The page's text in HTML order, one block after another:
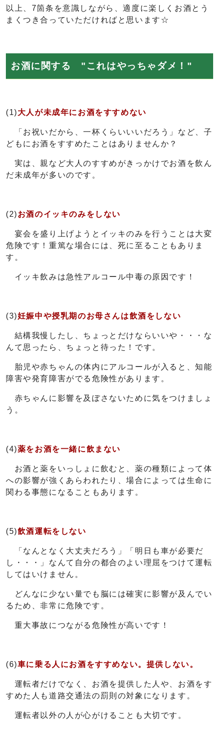
以上、7箇条を意識しながら、適度に楽しくお酒とう
まくつき合っていただければと思います☆
お酒に関する "これはやっちゃダメ！"
(1)大人が未成年にお酒をすすめない
「お祝いだから、一杯くらいいいだろう」など、子
どもにお酒をすすめたことはありませんか？
実は、親など大人のすすめがきっかけでお酒を飲ん
だ未成年が多いのです。
(2)お酒のイッキのみをしない
宴会を盛り上げようとイッキのみを行うことは大変
危険です！重篤な場合には、死に至ることもありま
す。
イッキ飲みは急性アルコール中毒の原因です！
(3)妊娠中や授乳期のお母さんは飲酒をしない
結構我慢したし、ちょっとだけならいいや・・・な
んて思ったら、ちょっと待った！です。
胎児や赤ちゃんの体内にアルコールが入ると、知能
障害や発育障害がでる危険性があります。
赤ちゃんに影響を及ぼさないために気をつけましょ
う。
(4)薬をお酒を一緒に飲まない
お酒と薬をいっしょに飲むと、薬の種類によって体
への影響が強くあらわれたり、場合によっては生命に
関わる事態になることもあります。
(5)飲酒運転をしない
「なんとなく大丈夫だろう」「明日も車が必要だ
し・・・」なんて自分の都合のよい理屈をつけて運転
してはいけません。
どんなに少ない量でも脳には確実に影響が及んでい
るため、非常に危険です。
重大事故につながる危険性が高いです！
(6)車に乗る人にお酒をすすめない。提供しない。
運転者だけでなく、お酒を提供した人や、お酒をす
すめた人も道路交通法の罰則の対象になります。
運転者以外の人が心がけることも大切です。